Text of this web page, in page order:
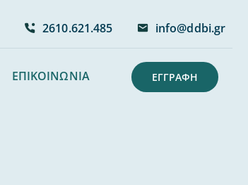
2610.621.485 info@ddbi.gr
ΕΠΙΚΟΙΝΩΝΙΑ ΕΓΓΡΑΦΗ